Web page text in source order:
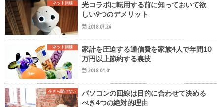
ネット回線
光コラボに転用する前に知っておいて欲
しい9つのデメリット
2018.07.26
ネット回線
家計を圧迫する通信費を家族4人で年間10
万円以上節約する裏技
2018.04.01
今さら聞けない
パソコンの回線は目的に合わせて決める
べき4つの絶対的理由